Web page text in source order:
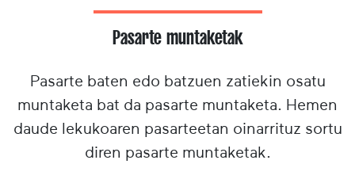
Pasarte muntaketak
Pasarte baten edo batzuen zatiekin osatu
muntaketa bat da pasarte muntaketa. Hemen
daude lekukoaren pasarteetan oinarrituz sortu
diren pasarte muntaketak.